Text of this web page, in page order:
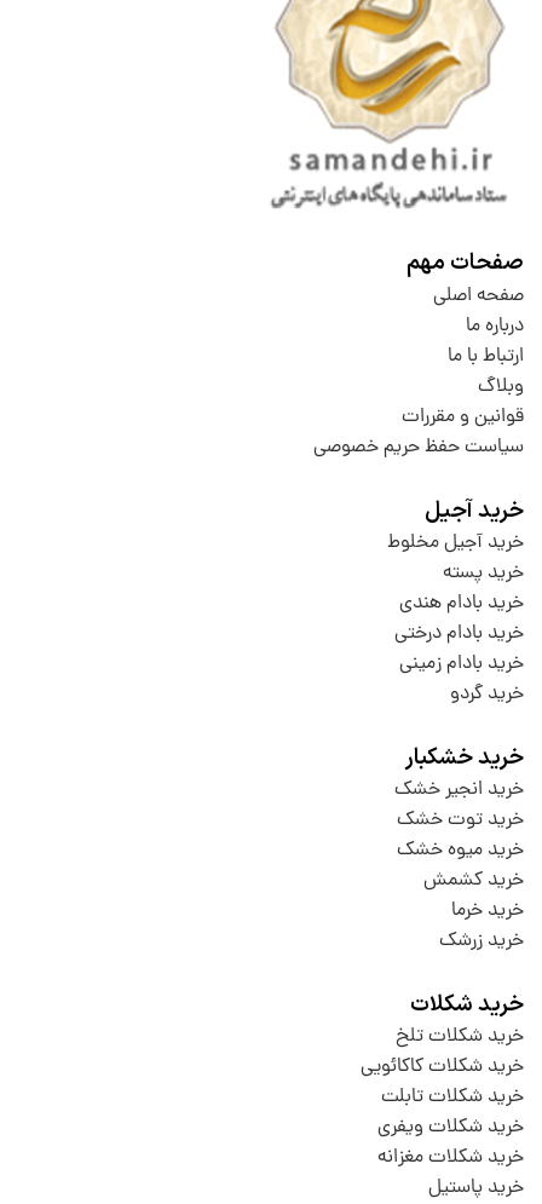
صفحات مهم
صفحه اصلی
درباره ما
ارتباط با ما
وبلاگ
قوانین و مقررات
سیاست حفظ حریم خصوصی
خرید آجیل
خرید آجیل مخلوط
خرید پسته
خرید بادام هندی
خرید بادام درختی
خرید بادام زمینی
خرید گردو
خرید خشکبار
خرید انجیر خشک
خرید توت خشک
خرید میوه خشک
خرید کشمش
خرید خرما
خرید زرشک
خرید شکلات
خرید شکلات تلخ
خرید شکلات کاکائویی
خرید شکلات تابلت
خرید شکلات ویفری
خرید شکلات مغزانه
خرید پاستیل